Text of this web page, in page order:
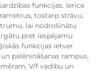
funkcijas. Ierīce
tostarp strāvu,
lai nodrošinātu
pret iespējamu
funkcijas ietver
palēnināšanas rampus,
V/f vadību un